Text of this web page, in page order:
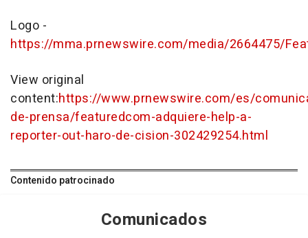
Logo -
https://mma.prnewswire.com/media/2664475/
View original
content:https://www.prnewswire.com/es/
de-prensa/featuredcom-adquiere-help-a-
reporter-out-haro-de-cision-302429254.html
Contenido patrocinado
Comunicados